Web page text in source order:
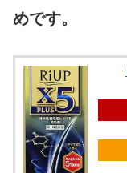
めです。